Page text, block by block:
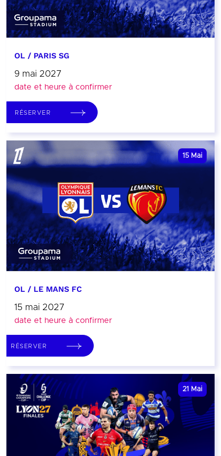
OL / PARIS SG
9 mai 2027
date et heure à confirmer
RÉSERVER
15 Mai
OL / LE MANS FC
15 mai 2027
date et heure à confirmer
RÉSERVER
21 Mai